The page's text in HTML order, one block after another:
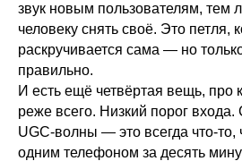
звук новым пользователям, тем
человеку снять своё. Это петля,
раскручивается сама — но
правильно.
И есть ещё четвёртая вещь, про
реже всего. Низкий порог
UGC-волны — это всегда что-то,
одним телефоном за десять